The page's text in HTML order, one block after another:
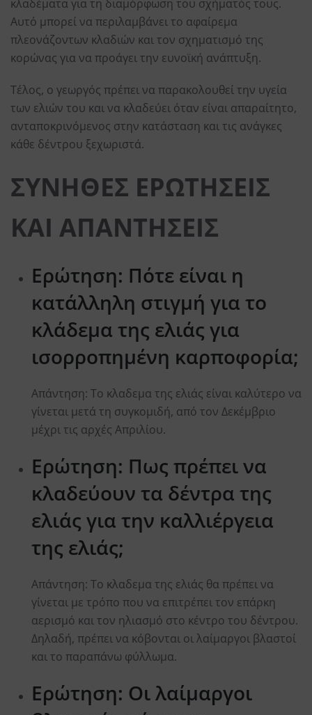
κλαδέματα για τη διαμόρφωση του σχήματός τους.
Αυτό μπορεί να περιλαμβάνει το αφαίρεμα
πλεονάζοντων κλαδιών και τον σχηματισμό της
κορώνας για να προάγει την ευνοϊκή ανάπτυξη.
Τέλος, ο γεωργός πρέπει να παρακολουθεί την υγεία
των ελιών του και να κλαδεύει όταν είναι απαραίτητο,
ανταποκρινόμενος στην κατάσταση και τις ανάγκες
κάθε δέντρου ξεχωριστά.
ΣΥΝΗΘΕΣ ΕΡΩΤΗΣΕΙΣ
ΚΑΙ ΑΠΑΝΤΗΣΕΙΣ
Ερώτηση: Πότε είναι η
κατάλληλη στιγμή για το
κλάδεμα της ελιάς για
ισορροπημένη καρποφορία;
Aπάντηση: Το κλαδεμα της ελιάς είναι καλύτερο να
γίνεται μετά τη συγκομιδή, από τον Δεκέμβριο
μέχρι τις αρχές Απριλίου.
Ερώτηση: Πως πρέπει να
κλαδεύουν τα δέντρα της
ελιάς για την καλλιέργεια
της ελιάς;
Aπάντηση: Το κλαδεμα της ελιάς θα πρέπει να
γίνεται με τρόπο που να επιτρέπει τον επάρκη
αερισμό και τον ηλιασμό στο κέντρο του δέντρου.
Δηλαδή, πρέπει να κόβονται οι λαίμαργοι βλαστοί
και το παραπάνω φύλλωμα.
Ερώτηση: Οι λαίμαργοι